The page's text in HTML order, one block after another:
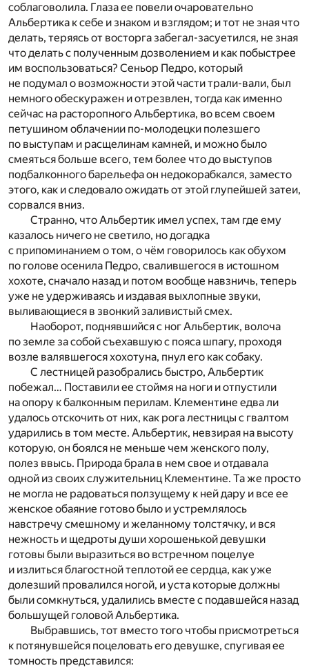
соблаговолила. Глаза ее повели очаровательно
Альбертика к себе и знаком и взглядом; и тот не зная что
делать, теряясь от восторга забегал-засуетился, не зная
что делать с полученным дозволением и как побыстрее
им воспользоваться? Сеньор Педро, который
не подумал о возможности этой части трали-вали, был
немного обескуражен и отрезвлен, тогда как именно
сейчас на расторопного Альбертика, во всем своем
петушином облачении по-молодецки полезшего
по выступам и расщелинам камней, и можно было
смеяться больше всего, тем более что до выступов
подбалконного барельефа он недокорабкался, заместо
этого, как и следовало ожидать от этой глупейшей затеи,
сорвался вниз.
Странно, что Альбертик имел успех, там где ему
казалось ничего не светило, но догадка
с припоминанием о том, о чём говорилось как обухом
по голове осенила Педро, свалившегося в истошном
хохоте, сначало назад и потом вообще навзничь, теперь
уже не удерживаясь и издавая выхлопные звуки,
выливающиеся в звонкий заливистый смех.
Наоборот, поднявшийся с ног Альбертик, волоча
по земле за собой съехавшую с пояса шпагу, проходя
возле валявшегося хохотуна, пнул его как собаку.
С лестницей разобрались быстро, Альбертик
побежал… Поставили ее стоймя на ноги и отпустили
на опору к балконным перилам. Клементине едва ли
удалось отскочить от них, как рога лестницы с гвалтом
ударились в том месте. Альбертик, невзирая на высоту
которую, он боялся не меньше чем женского полу,
полез ввысь. Природа брала в нем свое и отдавала
одной из своих служительниц Клементине. Та же просто
не могла не радоваться ползущему к ней дару и все ее
женское обаяние готово было и устремлялось
навстречу смешному и желанному толстячку, и вся
нежность и щедроты души хорошенькой девушки
готовы были выразиться во встречном поцелуе
и излиться благостной теплотой ее сердца, как уже
долезший провалился ногой, и уста которые должны
были сомкнуться, удалились вместе с подавшейся назад
большущей головой Альбертика.
Выбравшись, тот вместо того чтобы присмотреться
к потянувшейся поцеловать его девушке, спугивая ее
томность представился: